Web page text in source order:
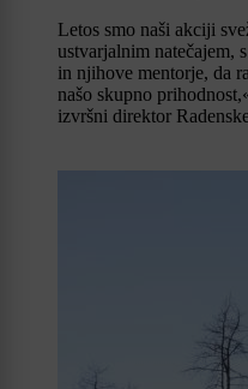
Letos smo naši akciji
ustvarjalnim natečajem,
in njihove mentorje, da
našo skupno
izvršni direktor